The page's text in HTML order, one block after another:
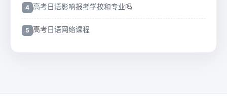
高考日语影响报考学校和专业吗
高考日语网络课程